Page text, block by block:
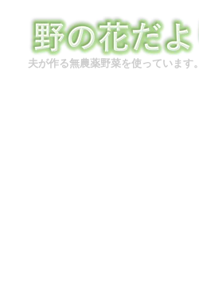
夫が作る無農薬野菜を使っています。